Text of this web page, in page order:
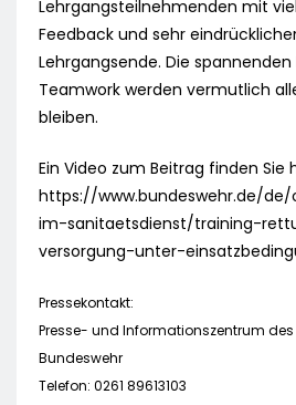
Lehrgangsteilnehmenden mit
Feedback und sehr
Lehrgangsende. Die spannenden
Teamwork werden vermutlich
bleiben.
Ein Video zum Beitrag finden Sie
https://www.bundeswehr.de/
im-sanitaetsdienst/training-
versorgung-unter-
Pressekontakt:
Presse- und Informationszentrum
Bundeswehr
Telefon: 0261 89613103